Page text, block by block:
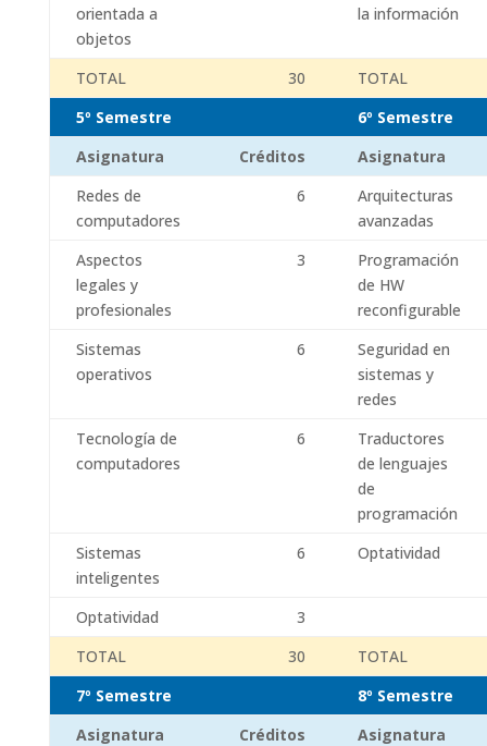
orientada a
objetos
la información
TOTAL 30
TOTAL
5º Semestre
6º Semestre
Asignatura
Créditos
Asignatura
Redes de
computadores
6
Arquitecturas
avanzadas
Aspectos
legales y
profesionales
3
Programación
de HW
reconfigurable
Sistemas
operativos
6
Seguridad en
sistemas y
redes
Tecnología de
computadores
6
Traductores
de lenguajes
de
programación
Sistemas
inteligentes
6 Optatividad
Optatividad
3
TOTAL
30
TOTAL
7º Semestre
8º Semestre
Asignatura
Créditos
Asignatura